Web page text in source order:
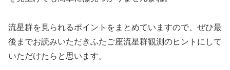
流星群を見られるポイントをまとめていますので、ぜひ最
後までお読みいただきふたご座流星群観測のヒントにして
いただけたらと思います。